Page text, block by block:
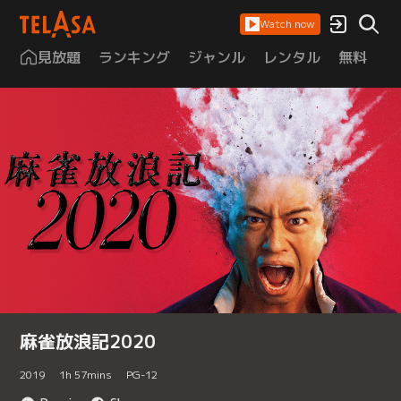
Watch now
見放題 ランキング ジャンル レンタル 無料
麻雀放浪記2020
2019 1h 57mins PG-12